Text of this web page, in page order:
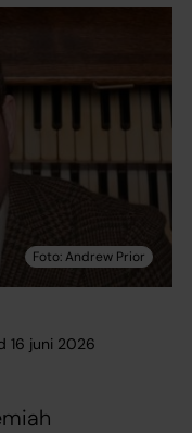
16 juni 2026